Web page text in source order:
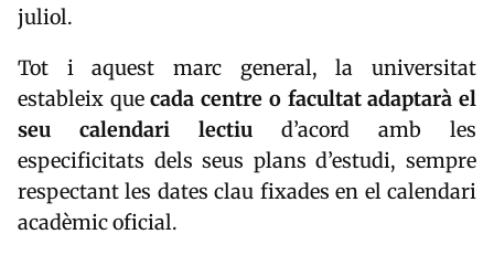
juliol.
Tot i aquest marc general, la universitat
estableix quecada centre o facultat adaptarà el
seu calendari lectiu d’acord amb les
especificitats dels seus plans d’estudi, sempre
respectant les dates clau fixades en el calendari
acadèmic oficial.